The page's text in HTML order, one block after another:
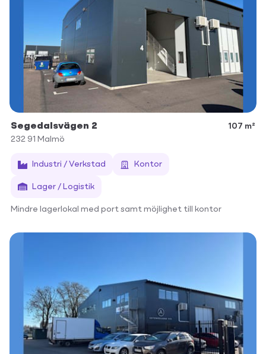
Segedalsvägen 2
107 m²
232 91 Malmö
Industri / Verkstad Kontor
Lager / Logistik
Mindre lagerlokal med port samt möjlighet till kontor